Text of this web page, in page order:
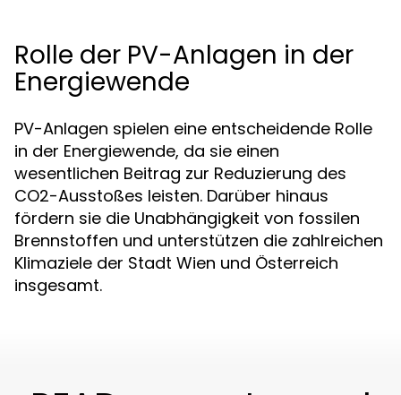
Rolle der PV-Anlagen in der
Energiewende
PV-Anlagen spielen eine entscheidende Rolle
in der Energiewende, da sie einen
wesentlichen Beitrag zur Reduzierung des
CO2-Ausstoßes leisten. Darüber hinaus
fördern sie die Unabhängigkeit von fossilen
Brennstoffen und unterstützen die zahlreichen
Klimaziele der Stadt Wien und Österreich
insgesamt.